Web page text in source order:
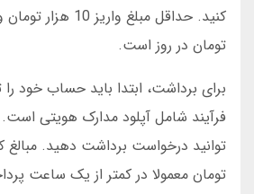
تومان در روز است.
برای برداشت، ابتدا باید حساب خود را
فرآیند شامل آپلود مدارک هویتی
تومان معمولا در کمتر از یک ساعت